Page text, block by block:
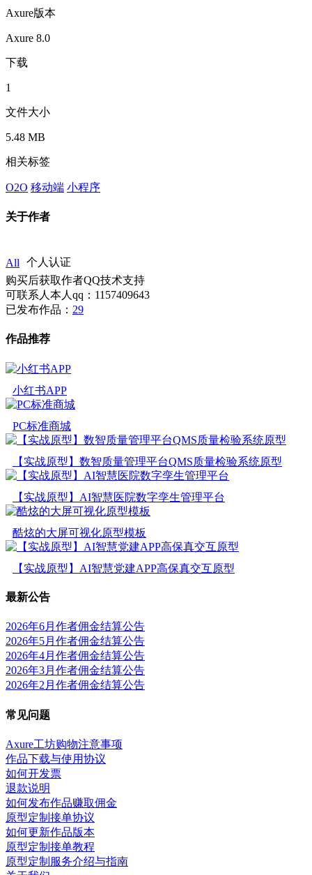
Axure版本
Axure 8.0
下载
1
文件大小
5.48 MB
相关标签
O2O 移动端 小程序
关于作者
All
个人认证
购买后获取作者QQ技术支持
可联系人本人qq：1157409643
已发布作品： 29
作品推荐
小红书APP
PC标准商城
【实战原型】数智质量管理平台QMS质量检验系统原型
【实战原型】AI智慧医院数字孪生管理平台
酷炫的大屏可视化原型模板
【实战原型】AI智慧党建APP高保真交互原型
最新公告
2026年6月作者佣金结算公告
2026年5月作者佣金结算公告
2026年4月作者佣金结算公告
2026年3月作者佣金结算公告
2026年2月作者佣金结算公告
常见问题
Axure工坊购物注意事项
作品下载与使用协议
如何开发票
退款说明
如何发布作品赚取佣金
原型定制接单协议
如何更新作品版本
原型定制接单教程
原型定制服务介绍与指南